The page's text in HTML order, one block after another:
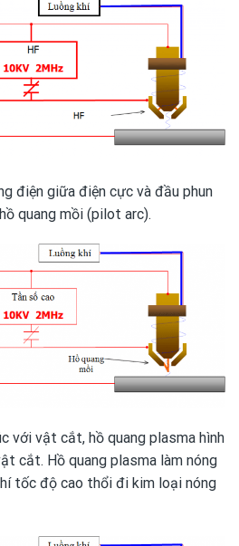
điện giữa điện cực và đầu phun
quang mồi (pilot arc).
với vật cắt, hồ quang plasma hình
cắt. Hồ quang plasma làm nóng
tốc độ cao thổi đi kim loại nóng